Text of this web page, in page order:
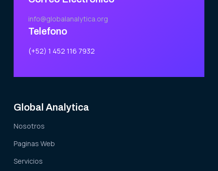
info@globalanalytica.org
Telefono
(+52) 1 452 116 7932
Global Analytica
Nosotros
Paginas Web
Servicios